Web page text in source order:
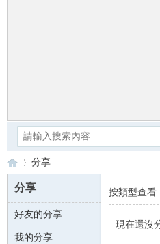
Ca›
分享
分享
好友的分享
我的分享
按類型查看:
現在還沒